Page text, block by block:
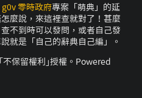
g0v 零時政府專案「萌典」的延
麼說，來這裡查就對了！甚麼
不到時可以發問，或者自己發
就是「自己的辭典自己編」。
不保留權利｣授權。Powered